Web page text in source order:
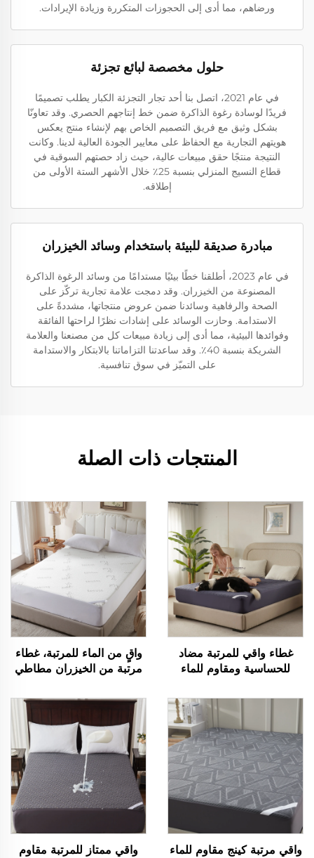
ورضاهم، مما أدى إلى الحجوزات المتكررة وزيادة الإيرادات.
حلول مخصصة لبائع تجزئة
في عام 2021، اتصل بنا أحد تجار التجزئة الكبار يطلب تصميمًا
فريدًا لوسادة رغوة الذاكرة ضمن خط إنتاجهم الحصري. وقد تعاونّا
بشكل وثيق مع فريق التصميم الخاص بهم لإنشاء منتج يعكس
هويتهم التجارية مع الحفاظ على معايير الجودة العالية لدينا. وكانت
النتيجة منتجًا حقق مبيعات عالية، حيث زاد حصتهم السوقية في
قطاع النسيج المنزلي بنسبة 25٪ خلال الأشهر الستة الأولى من
إطلاقه.
مبادرة صديقة للبيئة باستخدام وسائد الخيزران
في عام 2023، أطلقنا خطًا بيئيًا مستدامًا من وسائد الرغوة الذاكرة
المصنوعة من الخيزران. وقد دمجت علامة تجارية تركّز على
الصحة والرفاهية وسائدنا ضمن عروض منتجاتها، مشددةً على
الاستدامة. وحازت الوسائد على إشادات نظرًا لراحتها الفائقة
وفوائدها البيئية، مما أدى إلى زيادة مبيعات كل من مصنعنا والعلامة
الشريكة بنسبة 40٪. وقد ساعدتنا التزاماتنا بالابتكار والاستدامة
على التميّز في سوق تنافسية.
المنتجات ذات الصلة
غطاء واقي للمرتبة مضاد
للحساسية ومقاوم للماء
عميقة من 6 إلى 15 بوصة،
غطاء مرتبة قابل للتنفس
للفنادق والمنزل (أزرق داكن)
واقٍ من الماء للمرتبة، غطاء
مرتبة من الخيزران مطاطي
15"، وسادة مرتبة من قماش
ثلاثي الأبعاد هواء صامتة
وقابلة للغسل آليًا
واقي مرتبة كينج مقاوم للماء
واقي ممتاز للمرتبة مقاوم